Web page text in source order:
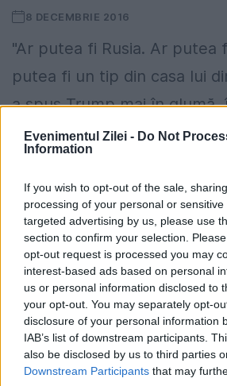
Evenimentul Zilei - Do Not
Information
If you wish to opt-out of the sale,
processing of your personal or
targeted advertising by us, please use
section to confirm your selection.
opt-out request is processed you may
interest-based ads based on personal
us or personal information disclosed to
your opt-out. You may separately opt-
disclosure of your personal information
IAB’s list of downstream participants.
also be disclosed by us to third parties
Downstream Participants that may
8 DECEMBRIE 2016
"Ar putea fi Rusia. Ar putea
putea fi un tip din casa lui
a spus Trump mai în glumă,
acordat săptămânalului